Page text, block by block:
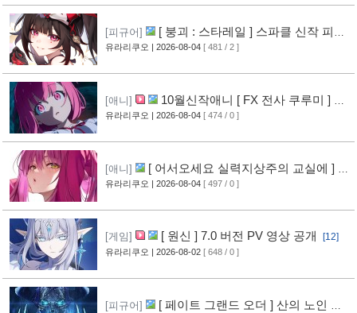
[피규어]
[ 붕괴 : 스타레일 ] 스파클 신작 피규
어 공개
[8]
유라리쿠오 | 2026-08-04 [ 481 / 2 ]
[애니]
10월신작애니 [ FX 전사 쿠루미 ] PV
영상 공개
[9]
유라리쿠오 | 2026-08-04 [ 474 / 0 ]
[애니]
[ 어서오세요 실력지상주의 교실에 ] 블
루레이 VOL.2 표지 공개 [10]
유라리쿠오 | 2026-08-04 [ 497 / 0 ]
[게임] [ 원신 ] 7.0 버전 PV 영상 공개 [12]
유라리쿠오 | 2026-08-02 [ 648 / 0 ]
[피규어]
[ 페이트 그랜드 오더 ] 산의 노인 신